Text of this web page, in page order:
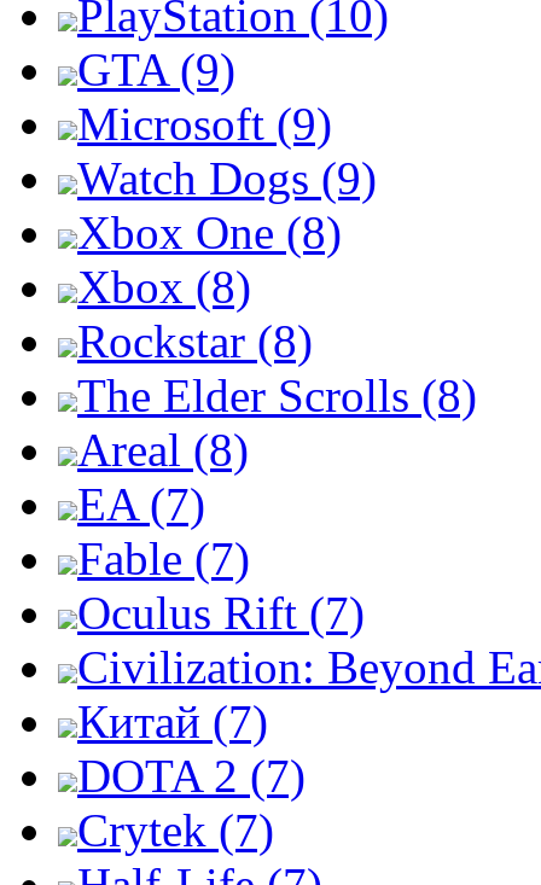
PlayStation (10)
GTA (9)
Microsoft (9)
Watch Dogs (9)
Xbox One (8)
Xbox (8)
Rockstar (8)
The Elder Scrolls (8)
Areal (8)
EA (7)
Fable (7)
Oculus Rift (7)
Civilization: Beyond
Китай (7)
DOTA 2 (7)
Crytek (7)